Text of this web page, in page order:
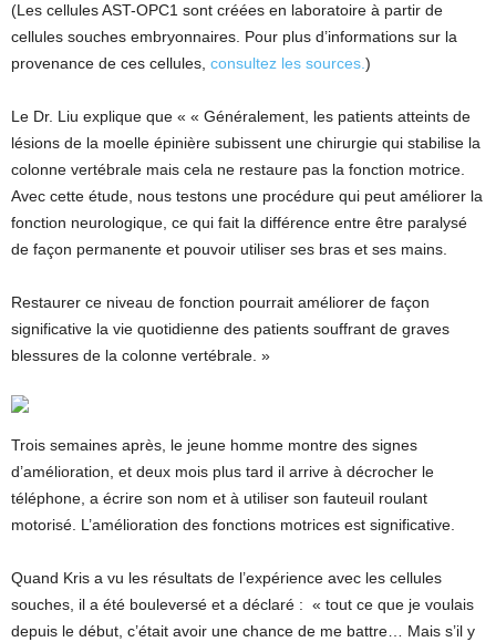
(Les cellules AST-OPC1 sont créées en laboratoire à partir de
cellules souches embryonnaires. Pour plus d’informations sur la
provenance de ces cellules, consultez les sources. )
Le Dr. Liu explique que « « Généralement, les patients atteints de
lésions de la moelle épinière subissent une chirurgie qui stabilise la
colonne vertébrale mais cela ne restaure pas la fonction motrice.
Avec cette étude, nous testons une procédure qui peut améliorer la
fonction neurologique, ce qui fait la différence entre être paralysé
de façon permanente et pouvoir utiliser ses bras et ses mains.
Restaurer ce niveau de fonction pourrait améliorer de façon
significative la vie quotidienne des patients souffrant de graves
blessures de la colonne vertébrale. »
Trois semaines après, le jeune homme montre des signes
d’amélioration, et deux mois plus tard il arrive à décrocher le
téléphone, a écrire son nom et à utiliser son fauteuil roulant
motorisé. L’amélioration des fonctions motrices est significative.
Quand Kris a vu les résultats de l’expérience avec les cellules
souches, il a été bouleversé et a déclaré : « tout ce que je voulais
depuis le début, c’était avoir une chance de me battre… Mais s’il y